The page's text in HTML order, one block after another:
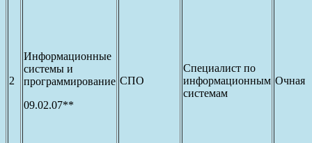
2
Информационные
системы и
программирование
09.02.07**
СПО
Специалист по
информационным
системам
Очная